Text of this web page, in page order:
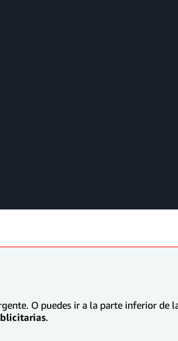
O puedes ir a la parte inferior de
.